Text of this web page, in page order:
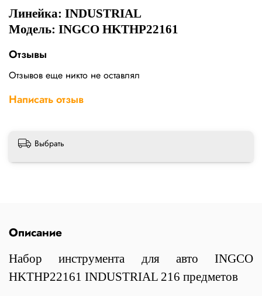
Линейка: INDUSTRIAL
Модель: INGCO HKTHP22161
Отзывы
Отзывов еще никто не оставлял
Написать отзыв
Выбрать
Описание
Набор инструмента для авто INGCO
HKTHP22161 INDUSTRIAL 216 предметов